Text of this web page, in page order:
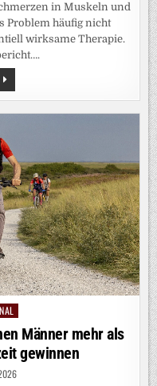
in Muskeln und
Problem häufig nicht
wirksame Therapie.
WECHSELJAHRE:
Männer mehr als
gewinnen